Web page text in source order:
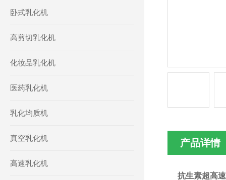
卧式乳化机
高剪切乳化机
化妆品乳化机
医药乳化机
乳化均质机
真空乳化机
高速乳化机
产品详情
抗生素超高